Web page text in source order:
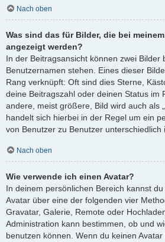
Nach oben
Was sind das für Bilder, die bei
angezeigt werden?
In der Beitragsansicht können zwei Bilder
Benutzernamen stehen. Eines dieser
Rang verknüpft: Oft sind dies Sterne,
deine Beitragszahl oder deinen Status im
andere, meist größere, Bild wird auch als
handelt sich hierbei in der Regel um ein
von Benutzer zu Benutzer unterschiedlich
Nach oben
Wie verwende ich einen Avatar?
In deinem persönlichen Bereich kannst du
Avatar über eine der folgenden vier
Gravatar, Galerie, Remote oder
Administration kann bestimmen, ob und
benutzen können. Wenn du keinen